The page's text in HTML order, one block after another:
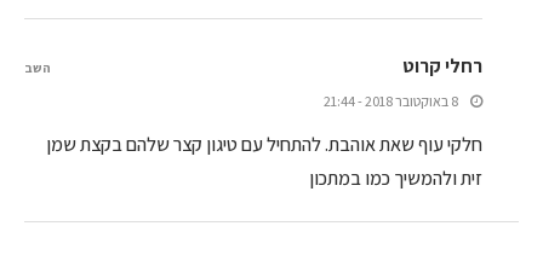
רחלי קרוט
8 באוקטובר 2018 - 21:44
חלקי עוף שאת אוהבת. להתחיל עם טיגון קצר שלהם בקצת שמן
זית ולהמשיך כמו במתכון
השב